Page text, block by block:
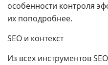
особенности контроля
их поподробнее.
SEO и контекст
Из всех инструментов